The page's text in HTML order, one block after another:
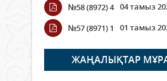
Wi-Fi ҚАБЫРҒА АРҚЫЛЫ
ӨТЕДІ?
06 тамыз 2026 ж. 276
№58 (8972) 4 04 тамыз
№57 (8971) 1
01 тамыз
ЖАҢАЛЫҚТАР